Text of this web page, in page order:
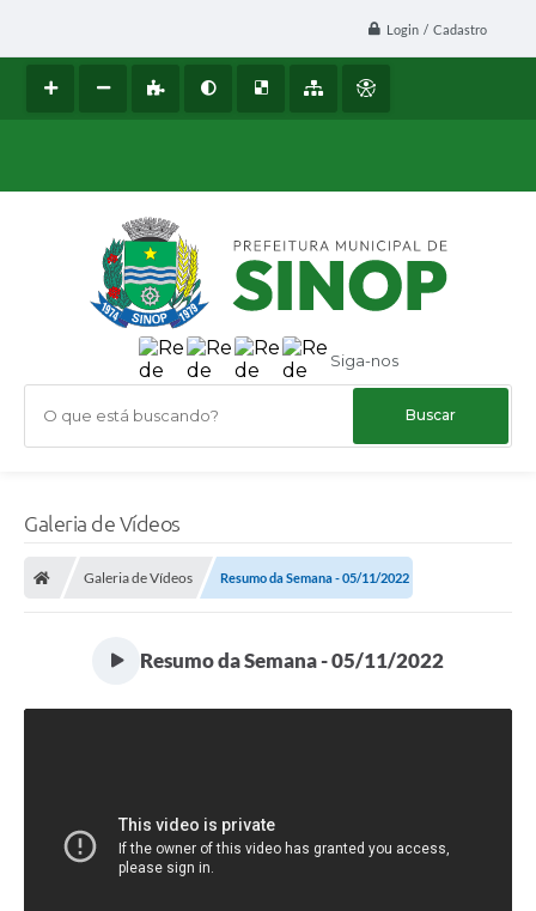
Login / Cadastro
Siga-nos
O que está buscando?
Galeria de Vídeos
Galeria de Vídeos Resumo da Semana - 05/11/2022
Resumo da Semana - 05/11/2022